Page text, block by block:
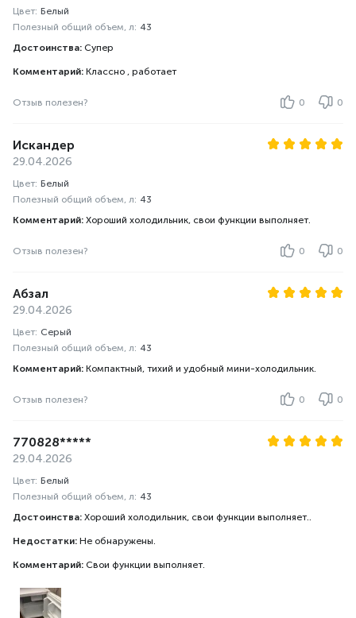
Цвет: Белый
Полезный общий объем, л: 43
Достоинства: Супер
Комментарий: Классно , работает
Отзыв полезен? 0 0
Искандер
29.04.2026
Цвет: Белый
Полезный общий объем, л: 43
Комментарий: Хороший холодильник, свои функции выполняет.
Отзыв полезен? 0 0
Абзал
29.04.2026
Цвет: Серый
Полезный общий объем, л: 43
Комментарий: Компактный, тихий и удобный мини-холодильник.
Отзыв полезен? 0 0
770828*****
29.04.2026
Цвет: Белый
Полезный общий объем, л: 43
Достоинства: Хороший холодильник, свои функции выполняет..
Недостатки: Не обнаружены.
Комментарий: Свои функции выполняет.